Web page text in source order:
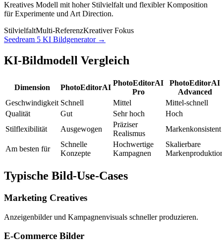
Kreatives Modell mit hoher Stilvielfalt und flexibler Komposition
für Experimente und Art Direction.
StilvielfaltMulti-ReferenzKreativer Fokus
Seedream 5 KI Bildgenerator→
KI-Bildmodell Vergleich
Dimension PhotoEditorAI
PhotoEditorAI
Pro
PhotoEditorAI
Advanced
Geschwindigkeit Schnell Mittel
Mittel-schnell
Qualität
Gut Sehr hoch
Hoch
Stilflexibilität
Ausgewogen
Präziser
Realismus
Markenkonsistent
Am besten für
Schnelle
Konzepte
Hochwertige
Kampagnen
Skalierbare
Typische Bild-Use-Cases
Marketing Creatives
Anzeigenbilder und Kampagnenvisuals schneller produzieren.
E-Commerce Bilder